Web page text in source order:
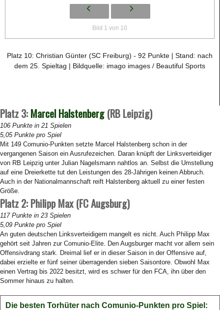
Bild 1 von 10
Platz 10: Christian Günter (SC Freiburg) - 92 Punkte | Stand: nach
dem 25. Spieltag | Bildquelle: imago images / Beautiful Sports
Platz 3:Marcel Halstenberg(RB Leipzig)
106 Punkte in 21 Spielen
5,05 Punkte pro Spiel
Mit 149 Comunio-Punkten setzte Marcel Halstenberg schon in der
vergangenen Saison ein Ausrufezeichen. Daran knüpft der Linksverteidiger
von RB Leipzig unter Julian Nagelsmann nahtlos an. Selbst die Umstellung
auf eine Dreierkette tut den Leistungen des 28-Jährigen keinen Abbruch.
Auch in der Nationalmannschaft reift Halstenberg aktuell zu einer festen
Größe.
Platz 2: Philipp Max (FC Augsburg)
117 Punkte in 23 Spielen
5,09 Punkte pro Spiel
An guten deutschen Linksverteidigern mangelt es nicht. Auch Philipp Max
gehört seit Jahren zur Comunio-Elite. Den Augsburger macht vor allem sein
Offensivdrang stark. Dreimal lief er in dieser Saison in der Offensive auf,
dabei erzielte er fünf seiner überragenden sieben Saisontore. Obwohl Max
einen Vertrag bis 2022 besitzt, wird es schwer für den FCA, ihn über den
Sommer hinaus zu halten.
Die besten Torhüter nach Comunio-Punkten pro Spiel: